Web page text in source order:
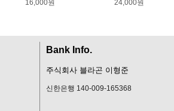
16,000원
24,000원
Bank Info.
주식회사 블라곤 이형준
신한은행 140-009-165368